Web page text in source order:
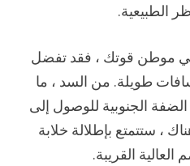
الطبيعية.
هي موطن قوتك ، فقد تفضل
طويلة. من السد ، ما
الجنوبية للوصول إلى
، ستتمتع بإطلالة خلابة
العالية القريبة.